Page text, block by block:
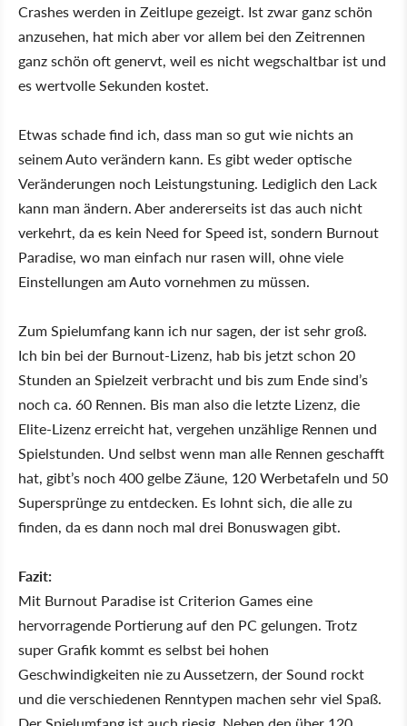
Crashes werden in Zeitlupe gezeigt. Ist zwar ganz schön
anzusehen, hat mich aber vor allem bei den Zeitrennen
ganz schön oft genervt, weil es nicht wegschaltbar ist und
es wertvolle Sekunden kostet.
Etwas schade find ich, dass man so gut wie nichts an
seinem Auto verändern kann. Es gibt weder optische
Veränderungen noch Leistungstuning. Lediglich den Lack
kann man ändern. Aber andererseits ist das auch nicht
verkehrt, da es kein Need for Speed ist, sondern Burnout
Paradise, wo man einfach nur rasen will, ohne viele
Einstellungen am Auto vornehmen zu müssen.
Zum Spielumfang kann ich nur sagen, der ist sehr groß.
Ich bin bei der Burnout-Lizenz, hab bis jetzt schon 20
Stunden an Spielzeit verbracht und bis zum Ende sind’s
noch ca. 60 Rennen. Bis man also die letzte Lizenz, die
Elite-Lizenz erreicht hat, vergehen unzählige Rennen und
Spielstunden. Und selbst wenn man alle Rennen geschafft
hat, gibt’s noch 400 gelbe Zäune, 120 Werbetafeln und 50
Supersprünge zu entdecken. Es lohnt sich, die alle zu
finden, da es dann noch mal drei Bonuswagen gibt.
Fazit:
Mit Burnout Paradise ist Criterion Games eine
hervorragende Portierung auf den PC gelungen. Trotz
super Grafik kommt es selbst bei hohen
Geschwindigkeiten nie zu Aussetzern, der Sound rockt
und die verschiedenen Renntypen machen sehr viel Spaß.